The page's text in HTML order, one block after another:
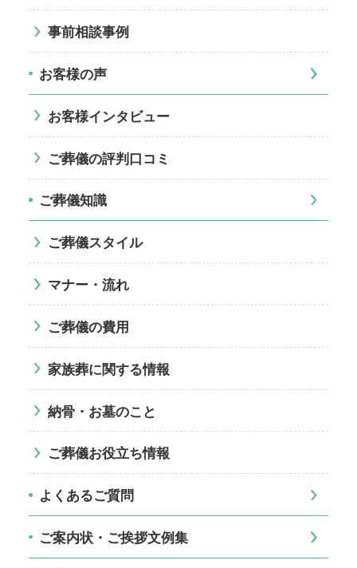
事前相談事例
お客様の声
お客様インタビュー
ご葬儀の評判口コミ
ご葬儀知識
ご葬儀スタイル
マナー・流れ
ご葬儀の費用
家族葬に関する情報
納骨・お墓のこと
ご葬儀お役立ち情報
よくあるご質問
ご案内状・ご挨拶文例集